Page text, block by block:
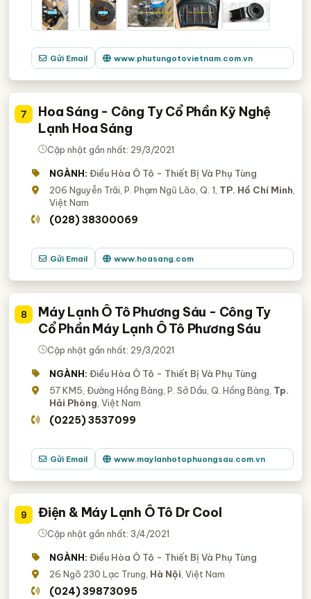
Gửi Email www.phutungotovietnam.com.vn
7
Hoa Sáng - Công Ty Cổ Phần Kỹ Nghệ
Lạnh Hoa Sáng
Cập nhật gần nhất: 29/3/2021
NGÀNH: Điều Hòa Ô Tô - Thiết Bị Và Phụ Tùng
206 Nguyễn Trãi, P. Phạm Ngũ Lão, Q. 1, TP. Hồ Chí Minh,
Việt Nam
(028) 38300069
Gửi Email www.hoasang.com
8
Máy Lạnh Ô Tô Phương Sáu - Công Ty
Cổ Phần Máy Lạnh Ô Tô Phương Sáu
Cập nhật gần nhất: 29/3/2021
NGÀNH: Điều Hòa Ô Tô - Thiết Bị Và Phụ Tùng
57 KM5, Đường Hồng Bàng, P. Sở Dầu, Q. Hồng Bàng, Tp.
Hải Phòng, Việt Nam
(0225) 3537099
Gửi Email www.maylanhotophuongsau.com.vn
9 Điện & Máy Lạnh Ô Tô Dr Cool
Cập nhật gần nhất: 3/4/2021
NGÀNH: Điều Hòa Ô Tô - Thiết Bị Và Phụ Tùng
26 Ngõ 230 Lạc Trung, Hà Nội, Việt Nam
(024) 39873095